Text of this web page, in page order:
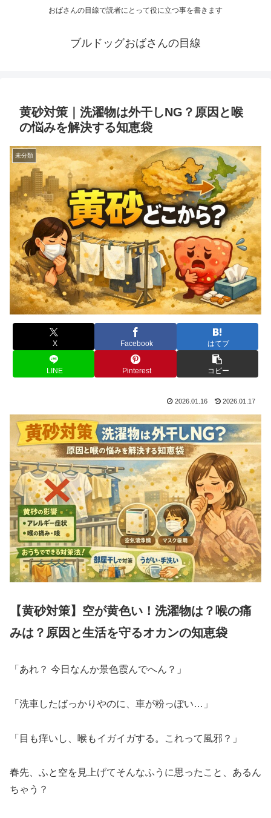
おばさんの目線で読者にとって役に立つ事を書きます
ブルドッグおばさんの目線
黄砂対策｜洗濯物は外干しNG？原因と喉
の悩みを解決する知恵袋
未分類
X Facebook はてブ
LINE Pinterest コピー
2026.01.16 2026.01.17
【黄砂対策】空が黄色い！洗濯物は？喉の痛
みは？原因と生活を守るオカンの知恵袋
「あれ？ 今日なんか景色霞んでへん？」
「洗車したばっかりやのに、車が粉っぽい…」
「目も痒いし、喉もイガイガする。これって風邪？」
春先、ふと空を見上げてそんなふうに思ったこと、あるん
ちゃう？